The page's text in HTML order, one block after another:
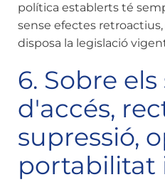
política establerts té
sense efectes
disposa la legislació
6. Sobre
d'accés,
supressió,
portabilitat